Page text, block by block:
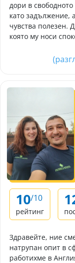
дори в
като задължение,
чувства полезен.
която му носи
10/10
рейтинг
Здравейте, ние
натрупан опит в
работихме в